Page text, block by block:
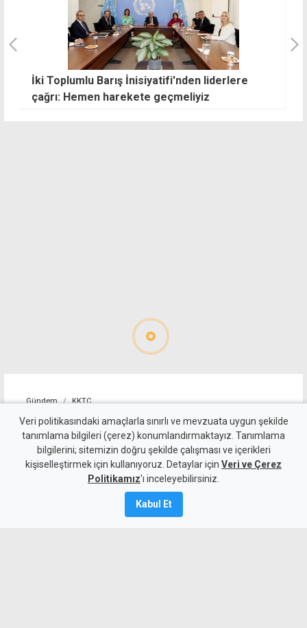
İki Toplumlu Barış İnisiyatifi'nden liderlere
çağrı: Hemen harekete geçmeliyiz
Gündem KKTC
TBMM’den Terörsüz Türkiye
düzenlemesine onay
10 Ağustos 2026
Veri politikasındaki amaçlarla sınırlı ve mevzuata uygun şekilde
tanımlama bilgileri (çerez) konumlandırmaktayız. Tanımlama
bilgilerini; sitemizin doğru şekilde çalışması ve içerikleri
kişiselleştirmek için kullanıyoruz. Detaylar için Veri ve Çerez
Politikamız'ı inceleyebilirsiniz.
Kabul Et